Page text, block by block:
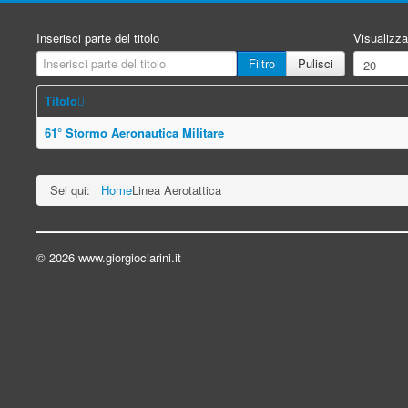
Inserisci parte del titolo
Filtro
Pulisci
Titolo
61° Stormo Aeronautica Militare
Sei qui: HomeLinea Aerotattica
© 2026 www.giorgiociarini.it